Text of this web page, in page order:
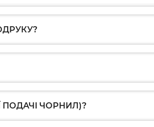
ЧОРНИЛ)?